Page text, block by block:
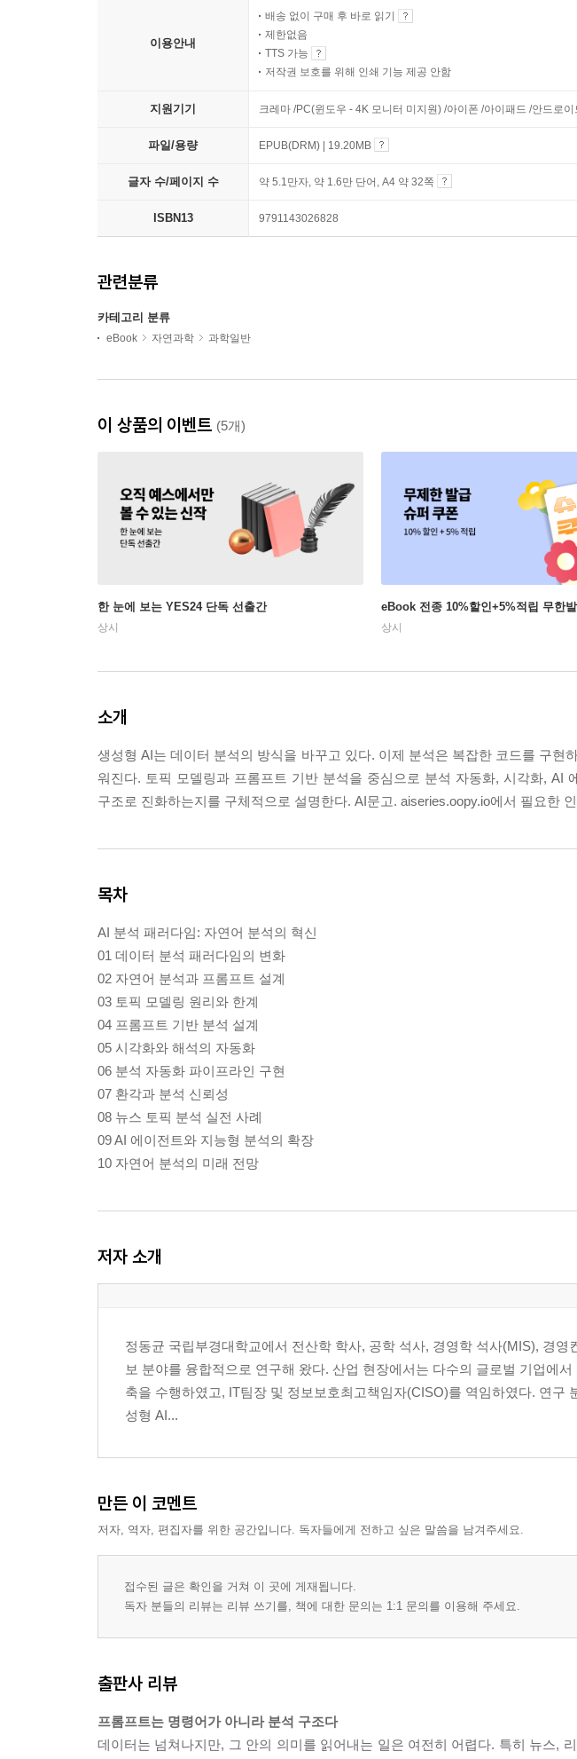
이용안내
배송 없이 구매 후 바로 읽기
제한없음
TTS 가능
저작권 보호를 위해 인쇄 기능 제공 안함
지원기기 크레마 /PC(윈도우 - 4K 모니터 미지원) /아이폰 /아이패드 /안드로
파일/용량 EPUB(DRM) | 19.20MB
글자 수/페이지 수 약 5.1만자, 약 1.6만 단어, A4 약 32쪽
ISBN13 9791143026828
관련분류
카테고리 분류
eBook 자연과학 과학일반
이 상품의 이벤트 (5개)
한 눈에 보는 YES24 단독 선출간
상시
eBook 전종 10%할인+5%적립 무한
상시
소개
생성형 AI는 데이터 분석의 방식을 바꾸고 있다. 이제 분석은 복잡한 코드를 구현
워진다. 토픽 모델링과 프롬프트 기반 분석을 중심으로 분석 자동화, 시각화, AI
구조로 진화하는지를 구체적으로 설명한다. AI문고. aiseries.oopy.io에서 필요한
목차
AI 분석 패러다임: 자연어 분석의 혁신
01 데이터 분석 패러다임의 변화
02 자연어 분석과 프롬프트 설계
03 토픽 모델링 원리와 한계
04 프롬프트 기반 분석 설계
05 시각화와 해석의 자동화
06 분석 자동화 파이프라인 구현
07 환각과 분석 신뢰성
08 뉴스 토픽 분석 실전 사례
09 AI 에이전트와 지능형 분석의 확장
10 자연어 분석의 미래 전망
저자 소개
정동균 국립부경대학교에서 전산학 학사, 공학 석사, 경영학 석사(MIS), 경
보 분야를 융합적으로 연구해 왔다. 산업 현장에서는 다수의 글로벌 기업에
축을 수행하였고, IT팀장 및 정보보호최고책임자(CISO)를 역임하였다. 연구
성형 AI...
만든 이 코멘트
저자, 역자, 편집자를 위한 공간입니다. 독자들에게 전하고 싶은 말씀을 남겨주세요.
접수된 글은 확인을 거쳐 이 곳에 게재됩니다.
독자 분들의 리뷰는 리뷰 쓰기를, 책에 대한 문의는 1:1 문의를 이용해 주세요.
출판사 리뷰
프롬프트는 명령어가 아니라 분석 구조다
데이터는 넘쳐나지만, 그 안의 의미를 읽어내는 일은 여전히 어렵다. 특히 뉴스,